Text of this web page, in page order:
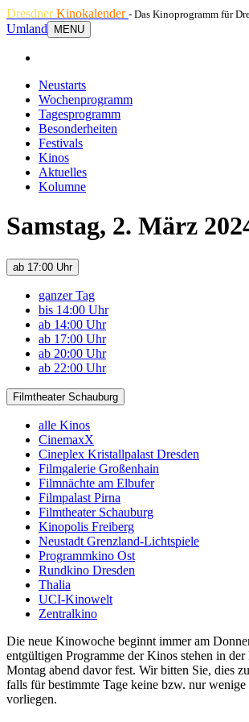
DresdnerKinokalender - Das Kinoprogramm für
Umland
MENU
Neustarts
Wochenprogramm
Tagesprogramm
Besonderheiten
Festivals
Kinos
Aktuelles
Kolumne
Samstag, 2. März
ab 17:00 Uhr
ganzer Tag
bis 14:00 Uhr
ab 14:00 Uhr
ab 17:00 Uhr
ab 20:00 Uhr
ab 22:00 Uhr
Filmtheater Schauburg
alle Kinos
CinemaxX
Cineplex Kristallpalast Dresden
Filmgalerie Großenhain
Filmnächte am Elbufer
Filmpalast Pirna
Filmtheater Schauburg
Kinopolis Freiberg
Neustadt Grenzland-Lichtspiele
Programmkino Ost
Rundkino Dresden
Thalia
UCI-Kinowelt
Zentralkino
Die neue Kinowoche beginnt immer am
entgültigen Programme der Kinos stehen in der
Montag abend davor fest. Wir bitten Sie, dies
falls für bestimmte Tage keine bzw. nur wenige
vorliegen.